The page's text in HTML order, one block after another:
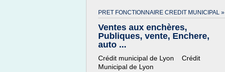
PRET FONCTIONNAIRE CREDIT MUNICIPAL »
Ventes aux enchères,
Publiques, vente, Enchere,
auto ...
Crédit municipal de Lyon Crédit
Municipal de Lyon